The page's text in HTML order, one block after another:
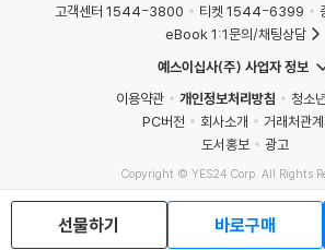
선물하기 바로구매
고객센터 1544-3800 티켓 1544-6399
eBook 1:1문의/채팅상담
예스이십사(주) 사업자 정보
이용약관
개인정보처리방침
청소
PC버전
회사소개
거래처관
도서홍보
광고
Copyright © YES24 Corp. All Rights